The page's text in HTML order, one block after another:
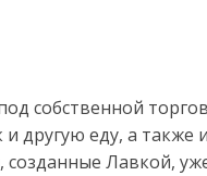
собственной
и другую еду, а
созданные Лавкой,